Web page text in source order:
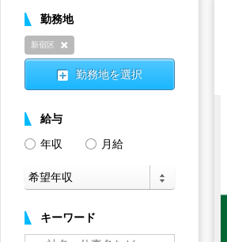
勤務地
新宿区
勤務地を選択
給与
年収
月給
キーワード